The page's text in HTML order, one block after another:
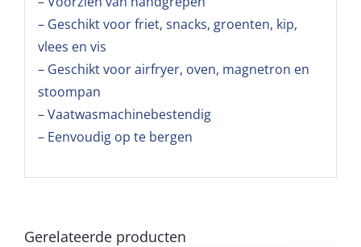
– Geschikt voor friet, snacks, groenten, kip,
vlees en vis
– Geschikt voor airfryer, oven, magnetron en
stoompan
– Vaatwasmachinebestendig
– Eenvoudig op te bergen
Gerelateerde producten